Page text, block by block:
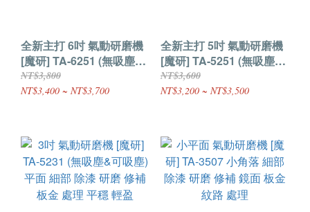
全新主打 6吋 氣動研磨機
[魔研] TA-6251 (無吸塵&
可吸塵&精緻版&強力版)
平面 細部 除漆 研磨 修補
NT$3,800
NT$3,400 ~ NT$3,700
全新主打 5吋 氣動研磨機
[魔研] TA-5251 (無吸塵&
可吸塵&精緻版&強力版)
平面 細部 除漆 研磨 修補
NT$3,600
NT$3,200 ~ NT$3,500